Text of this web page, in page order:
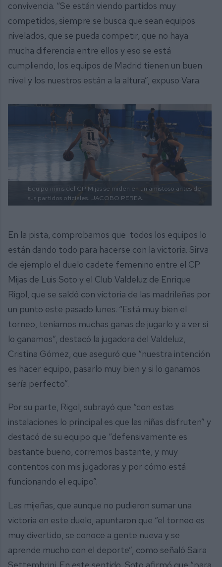
convivencia. “Se están viendo partidos muy
competidos, siempre se busca que sean equipos
nivelados, que se pueda competir, que no haya
mucha diferencia entre ellos y eso se está
cumpliendo, los equipos de Madrid tienen un buen
nivel y los nuestros están a la altura”, expuso Vara.
Equipo minis del CP Mijas se miden en un amistoso antes de
sus partidos oficiales. JACOBO PEREA.
En la pista, comprobamos que todos los equipos lo
están dando todo para hacerse con la victoria. Sirva
de ejemplo el duelo cadete femenino entre el CP
Mijas de Luis Soto y el Club Valdeluz de Enrique
Rigol, que se saldó con victoria de las madrileñas por
un punto este pasado lunes. “Está muy bien el
torneo, teníamos muchas ganas de jugarlo y a ver si
lo ganamos”, destacó la jugadora del Valdeluz,
Cristina Gómez, que aseguró que “nuestra intención
es hacer equipo, pasarlo muy bien y si lo ganamos
sería perfecto”.
Por su parte, Rigol, subrayó que “con estas
instalaciones lo principal es que las niñas disfruten” y
destacó de su equipo que “defensivamente es
bastante bueno, corremos bastante, y muy
contentos con mis jugadoras y por cómo está
funcionando el equipo”.
Las mijeñas, que aunque no pudieron sumar una
victoria en este duelo, apuntaron que “el torneo es
muy divertido, se conoce a gente nueva y se
aprende mucho con el deporte”, como señaló Saira